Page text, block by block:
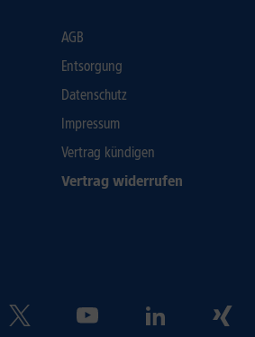
AGB
Entsorgung
Datenschutz
Impressum
Vertrag kündigen
Vertrag widerrufen